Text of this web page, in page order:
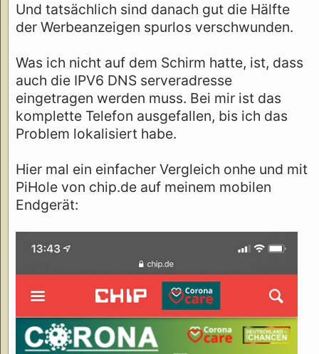
Und tatsächlich sind danach gut die Hälfte
der Werbeanzeigen spurlos verschwunden.
Was ich nicht auf dem Schirm hatte, ist, dass
auch die IPV6 DNS serveradresse
eingetragen werden muss. Bei mir ist das
komplette Telefon ausgefallen, bis ich das
Problem lokalisiert habe.
Hier mal ein einfacher Vergleich onhe und mit
PiHole von chip.de auf meinem mobilen
Endgerät: